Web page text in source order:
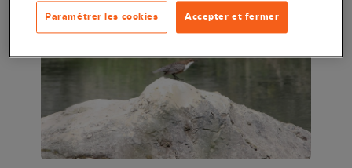
Accepter et fermer
Paramétrer les cookies